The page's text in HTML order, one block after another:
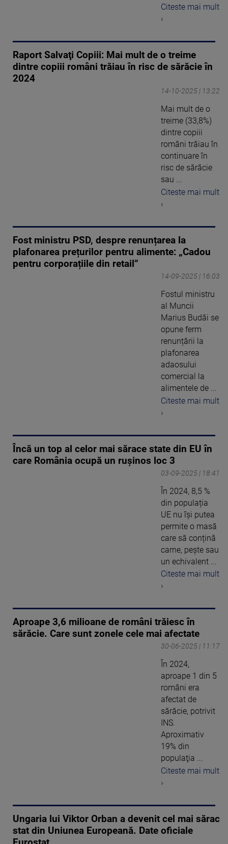
Citeste mai mult
›
Raport Salvaţi Copiii: Mai mult de o treime
dintre copiii români trăiau în risc de sărăcie în
2024
14-10-2025 | 13:22
Mai mult de o
treime (33,8%)
dintre copiii
români trăiau în
continuare în
risc de sărăcie
sau ...
Citeste mai mult
›
Fost ministru PSD, despre renunțarea la
plafonarea prețurilor pentru alimente: „Cadou
pentru corporațiile din retail”
14-09-2025 | 16:03
Fostul ministru
al Muncii
Marius Budăi se
opune ferm
renunțării la
plafonarea
adaosului
comercial la
alimentele de ...
Citeste mai mult
›
Încă un top al celor mai sărace state din EU în
care România ocupă un rușinos loc 3
03-09-2025 | 18:41
În 2024, 8,5 %
din populația
UE nu își putea
permite o masă
care să conțină
carne, pește sau
un echivalent ...
Citeste mai mult
›
Aproape 3,6 milioane de români trăiesc în
sărăcie. Care sunt zonele cele mai afectate
30-06-2025 | 11:17
În 2024,
aproape 1 din 5
români era
afectat de
sărăcie, potrivit
INS.
Aproximativ
19% din
populaţia ...
Citeste mai mult
›
Ungaria lui Viktor Orban a devenit cel mai sărac
stat din Uniunea Europeană. Date oficiale